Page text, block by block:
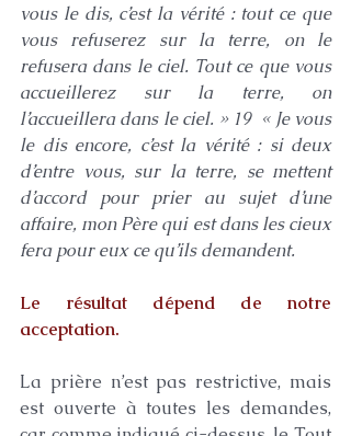
vous le dis, c’est la vérité : tout ce que
vous refuserez sur la terre, on le
refusera dans le ciel. Tout ce que vous
accueillerez sur la terre, on
l’accueillera dans le ciel. » 19  « Je vous
le dis encore, c’est la vérité : si deux
d’entre vous, sur la terre, se mettent
d’accord pour prier au sujet d’une
affaire, mon Père qui est dans les cieux
fera pour eux ce qu’ils demandent.
Le résultat dépend de notre
acceptation.
La prière n’est pas restrictive, mais
est ouverte à toutes les demandes,